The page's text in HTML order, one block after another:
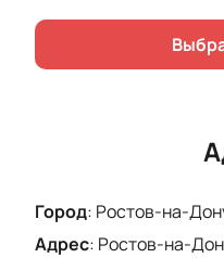
качество звука.
«Ленинград» и
исполнения.Купить
Город: Ростов-на-
Адрес: Ростов-на-